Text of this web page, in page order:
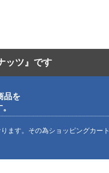
ッツ』です
品を
ます。その為ショッピングカート